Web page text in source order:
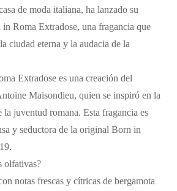
de moda italiana, ha lanzado su
Roma Extradose, una fragancia que
ciudad eterna y la audacia de la
Extradose es una creación del
Maisondieu, quien se inspiró en la
la juventud romana. Esta fragancia es
y seductora de la original Born in
olfativas?
notas frescas y cítricas de bergamota